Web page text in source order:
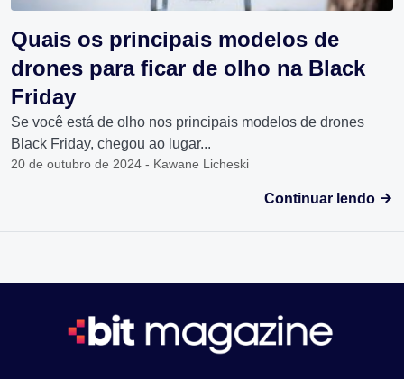
Quais os principais modelos de
drones para ficar de olho na Black
Friday
Se você está de olho nos principais modelos de drones
Black Friday, chegou ao lugar...
20 de outubro de 2024 - Kawane Licheski
Continuar lendo